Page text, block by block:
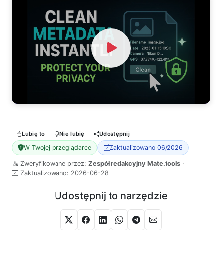
Watch Video
Lubię to Nie lubię Udostępnij
W Twojej przeglądarce Zaktualizowano 06/2026
Zweryfikowane przez: Zespół redakcyjny Mate.tools ·
Zaktualizowano: 2026-06-28
Udostępnij to narzędzie